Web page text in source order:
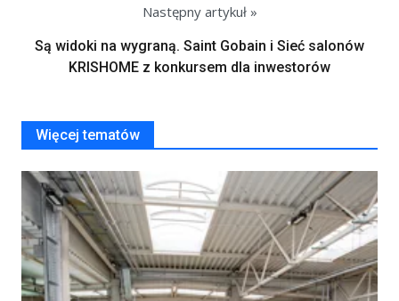
Następny artykuł »
Są widoki na wygraną. Saint Gobain i Sieć salonów
KRISHOME z konkursem dla inwestorów
Więcej tematów